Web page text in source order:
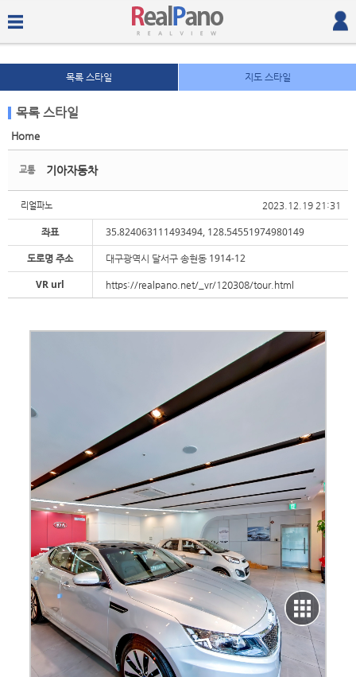
목록 스타일 지도 스타일
목록 스타일
Home
교통
2023.12.19 21:31
기아자동차
리얼파노
좌표
35.824063111493494, 128.54551974980149
도로명 주소
대구광역시 달서구 송현동 1914-12
VR url
https://realpano.net/_vr/120308/tour.html
Sketchbook5, 스케치북5
Sketchbook5, 스케치북5
Sketchbook5, 스케치북5
Sketchbook5, 스케치북5